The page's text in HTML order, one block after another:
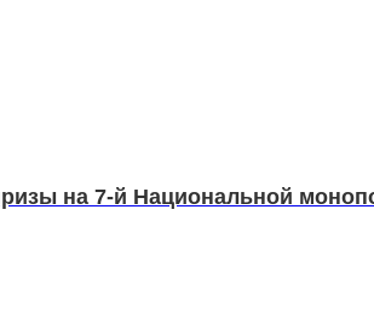
на 7-й Национальной